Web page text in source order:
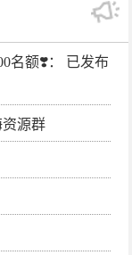
名额❣️： 已发布
资源群